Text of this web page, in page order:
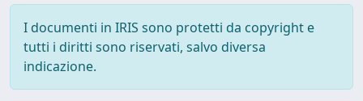
I documenti in IRIS sono protetti da copyright e
tutti i diritti sono riservati, salvo diversa
indicazione.